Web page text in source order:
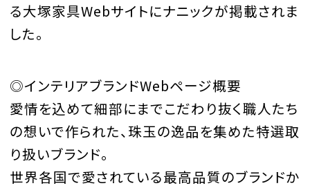
る大塚家具Webサイトにナニックが掲載されま
した。
◎インテリアブランドWebページ概要
愛情を込めて細部にまでこだわり抜く職人たち
の想いで作られた、珠玉の逸品を集めた特選取
り扱いブランド。
世界各国で愛されている最高品質のブランドか